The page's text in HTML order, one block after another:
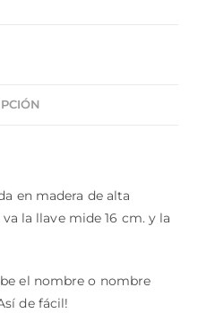
en madera de alta
la llave mide 16 cm. y la
el nombre o nombre
de fácil!